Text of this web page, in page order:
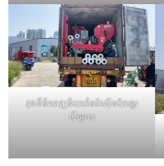
កុងតឺន័រពេញនិយមនៃម៉ាស៊ីនប៉ាឡេរ
ស៊ីឡាស